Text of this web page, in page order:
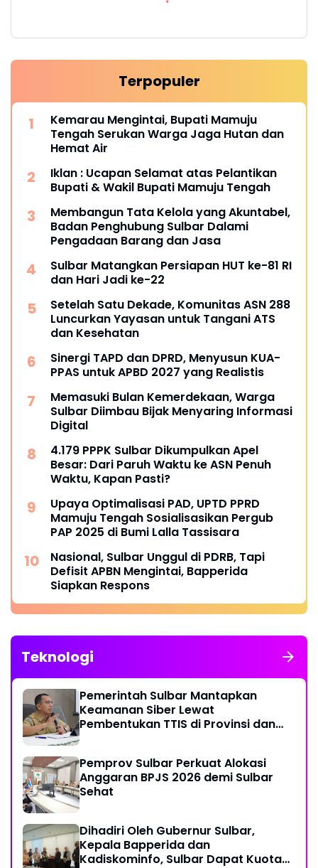
Terpopuler
Kemarau Mengintai, Bupati Mamuju
Tengah Serukan Warga Jaga Hutan dan
Hemat Air
Iklan : Ucapan Selamat atas Pelantikan
Bupati & Wakil Bupati Mamuju Tengah
Membangun Tata Kelola yang Akuntabel,
Badan Penghubung Sulbar Dalami
Pengadaan Barang dan Jasa
Sulbar Matangkan Persiapan HUT ke-81 RI
dan Hari Jadi ke-22
Setelah Satu Dekade, Komunitas ASN 288
Luncurkan Yayasan untuk Tangani ATS
dan Kesehatan
Sinergi TAPD dan DPRD, Menyusun KUA-
PPAS untuk APBD 2027 yang Realistis
Memasuki Bulan Kemerdekaan, Warga
Sulbar Diimbau Bijak Menyaring Informasi
Digital
4.179 PPPK Sulbar Dikumpulkan Apel
Besar: Dari Paruh Waktu ke ASN Penuh
Waktu, Kapan Pasti?
Upaya Optimalisasi PAD, UPTD PPRD
Mamuju Tengah Sosialisasikan Pergub
PAP 2025 di Bumi Lalla Tassisara
Nasional, Sulbar Unggul di PDRB, Tapi
Defisit APBN Mengintai, Bapperida
Siapkan Respons
Teknologi
Pemerintah Sulbar Mantapkan
Keamanan Siber Lewat
Pembentukan TTIS di Provinsi dan
Pemprov Sulbar Perkuat Alokasi
Anggaran BPJS 2026 demi Sulbar
Sehat
Dihadiri Oleh Gubernur Sulbar,
Kepala Bapperida dan
Kadiskominfo, Sulbar Dapat Kuota